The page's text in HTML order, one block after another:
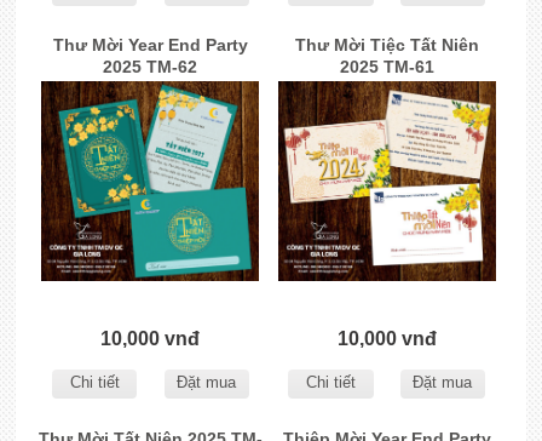
Thư Mời Year End Party
2025 TM-62
10,000 vnđ
Chi tiết Đặt mua
Thư Mời Tiệc Tất Niên
2025 TM-61
10,000 vnđ
Chi tiết Đặt mua